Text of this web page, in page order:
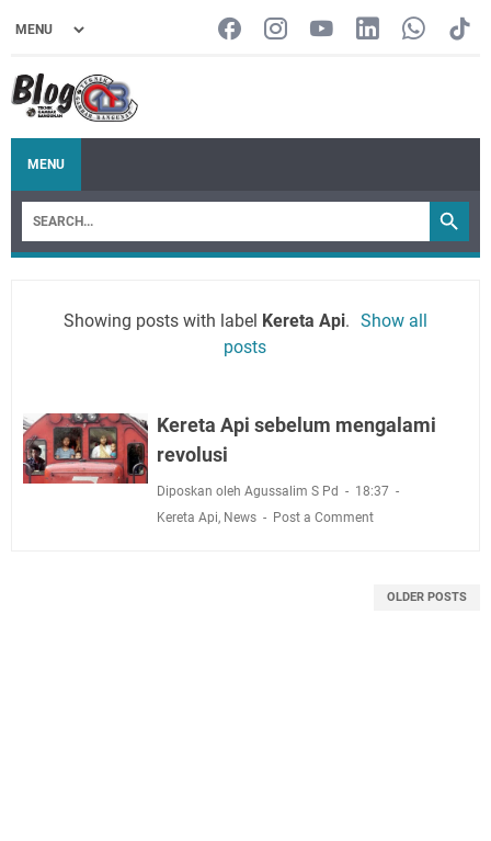
MENU
Showing posts with label Kereta Api. Show all
posts
Kereta Api sebelum mengalami
revolusi
Diposkan oleh Agussalim S Pd
18:37
Kereta Api, News Post a Comment
OLDER POSTS